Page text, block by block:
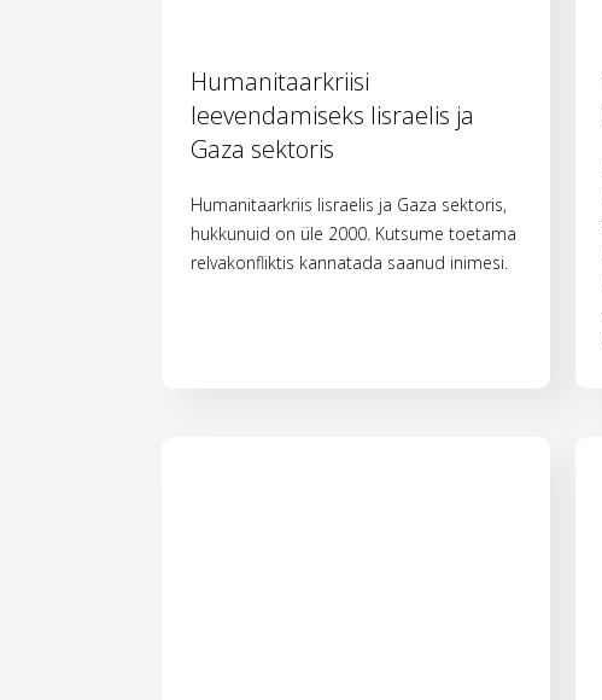
Humanitaarkriisi
leevendamiseks Iisraelis ja
Gaza sektoris
Humanitaarkriis Iisraelis ja Gaza sektoris,
hukkunuid on üle 2000. Kutsume toetama
relvakonfliktis kannatada saanud inimesi.